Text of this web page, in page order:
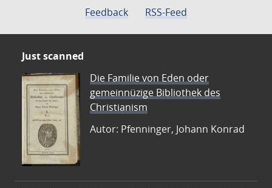
Feedback
RSS-Feed
Just scanned
Die Familie von Eden oder
gemeinnüzige Bibliothek des
Christianism
Autor: Pfenninger, Johann Konrad